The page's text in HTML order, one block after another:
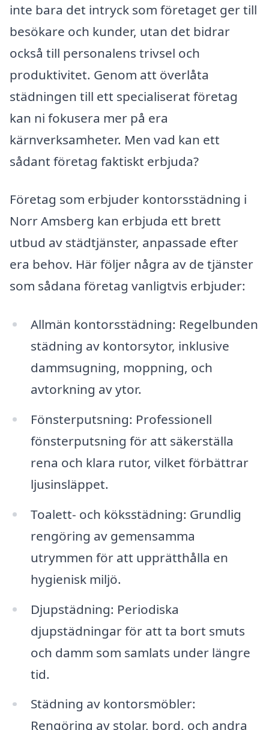
inte bara det intryck som företaget ger till
besökare och kunder, utan det bidrar
också till personalens trivsel och
produktivitet. Genom att överlåta
städningen till ett specialiserat företag
kan ni fokusera mer på era
kärnverksamheter. Men vad kan ett
sådant företag faktiskt erbjuda?
Företag som erbjuder kontorsstädning i
Norr Amsberg kan erbjuda ett brett
utbud av städtjänster, anpassade efter
era behov. Här följer några av de tjänster
som sådana företag vanligtvis erbjuder:
Allmän kontorsstädning: Regelbunden
städning av kontorsytor, inklusive
dammsugning, moppning, och
avtorkning av ytor.
Fönsterputsning: Professionell
fönsterputsning för att säkerställa
rena och klara rutor, vilket förbättrar
ljusinsläppet.
Toalett- och köksstädning: Grundlig
rengöring av gemensamma
utrymmen för att upprätthålla en
hygienisk miljö.
Djupstädning: Periodiska
djupstädningar för att ta bort smuts
och damm som samlats under längre
tid.
Städning av kontorsmöbler:
Rengöring av stolar, bord, och andra